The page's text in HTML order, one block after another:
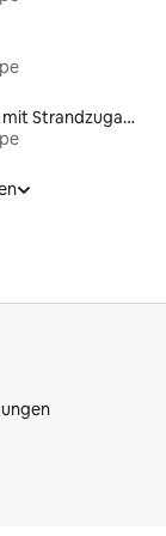
Unterkünfte mit Strandzugang